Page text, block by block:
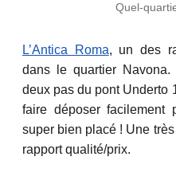
Quel-
L’Antica Roma, un des
dans le quartier
deux pas du pont Underto
faire déposer facilement
super bien placé ! Une
rapport qualité/prix.